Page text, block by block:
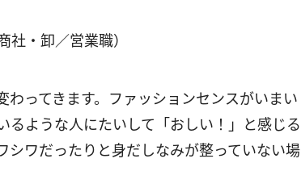
社・卸／営業職）
ってきます。ファッションセンスがいまい
るような人にたいして「おしい！」と感じる
シワだったりと身だしなみが整っていない場